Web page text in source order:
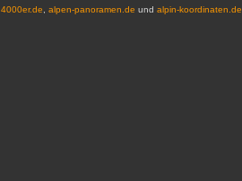
4000er.de alpen-panoramen.de und alpin-koordinaten.de